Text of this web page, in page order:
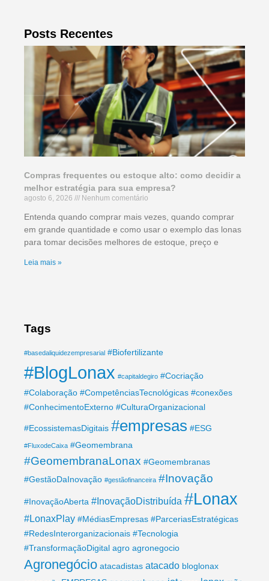
Posts Recentes
Compras frequentes ou estoque alto: como decidir a
melhor estratégia para sua empresa?
agosto 6, 2026 Nenhum comentário
Entenda quando comprar mais vezes, quando comprar
em grande quantidade e como usar o exemplo das lonas
para tomar decisões melhores de estoque, preço e
Leia mais »
Tags
#basedaliquidezempresarial #Biofertilizante
#BlogLonax #capitaldegiro #Cocriação
#Colaboração #CompetênciasTecnológicas #conexões
#ConhecimentoExterno #CulturaOrganizacional
#EcossistemasDigitais #empresas #ESG
#FluxodeCaixa #Geomembrana
#GeomembranaLonax #Geomembranas
#GestãoDaInovação #gestãofinanceira #Inovação
#InovaçãoAberta #InovaçãoDistribuída #Lonax
#LonaxPlay #MédiasEmpresas #ParceriasEstratégicas
#RedesInterorganizacionais #Tecnologia
#TransformaçãoDigital agro agronegocio
Agronegócio atacadistas atacado bloglonax